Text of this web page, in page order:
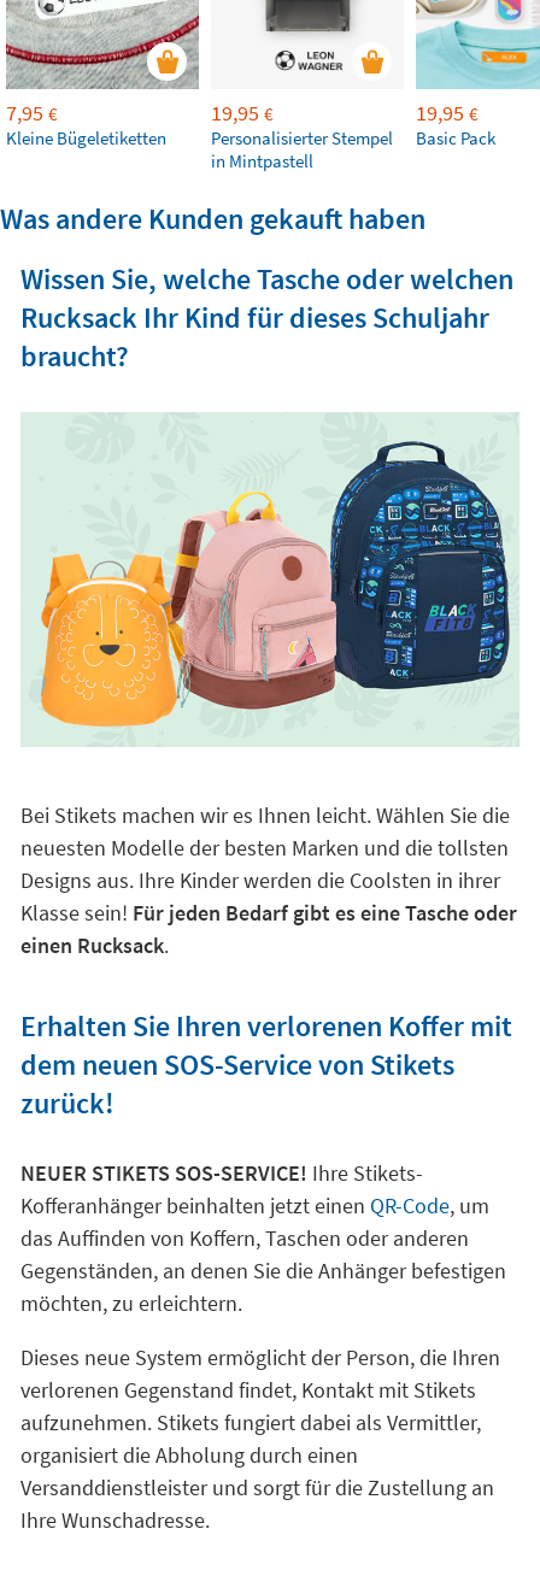
7,95 €
Kleine Bügeletiketten
19,95 €
Personalisierter Stempel
in Mintpastell
19,95 €
Basic Pack
Was andere Kunden gekauft haben
Wissen Sie, welche Tasche oder welchen
Rucksack Ihr Kind für dieses Schuljahr
braucht?
Bei Stikets machen wir es Ihnen leicht. Wählen Sie die
neuesten Modelle der besten Marken und die tollsten
Designs aus. Ihre Kinder werden die Coolsten in ihrer
Klasse sein! Für jeden Bedarf gibt es eine Tasche oder
einen Rucksack.
Erhalten Sie Ihren verlorenen Koffer mit
dem neuen SOS-Service von Stikets
zurück!
NEUER STIKETS SOS-SERVICE! Ihre Stikets-
Kofferanhänger beinhalten jetzt einen QR-Code, um
das Auffinden von Koffern, Taschen oder anderen
Gegenständen, an denen Sie die Anhänger befestigen
möchten, zu erleichtern.
Dieses neue System ermöglicht der Person, die Ihren
verlorenen Gegenstand findet, Kontakt mit Stikets
aufzunehmen. Stikets fungiert dabei als Vermittler,
organisiert die Abholung durch einen
Versanddienstleister und sorgt für die Zustellung an
Ihre Wunschadresse.